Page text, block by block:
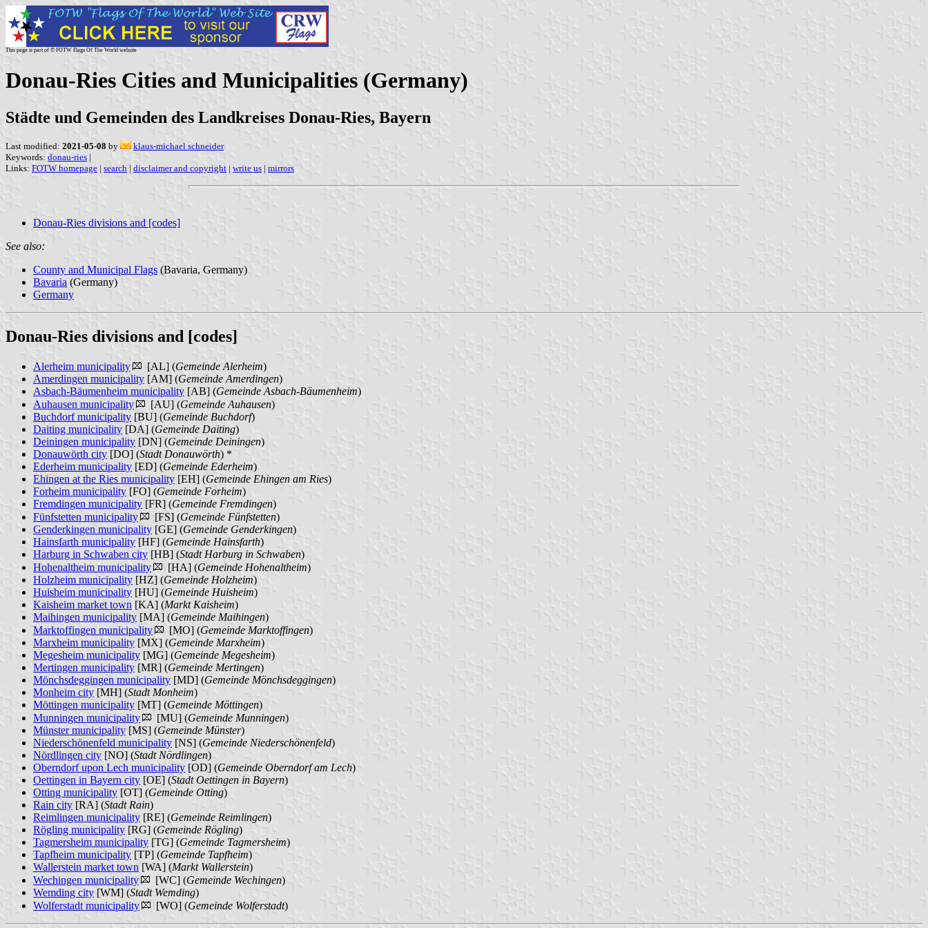
This page is part of © FOTW Flags Of The World website
Donau-Ries Cities and Municipalities (Germany)
Städte und Gemeinden des Landkreises Donau-Ries, Bayern
Last modified: 2021-05-08 by
klaus-michael schneider
Keywords: donau-ries |
Links: FOTW homepage | search | disclaimer and copyright | write us | mirrors
Donau-Ries divisions and [codes]
See also:
County and Municipal Flags (Bavaria, Germany)
Bavaria (Germany)
Germany
Donau-Ries divisions and [codes]
Alerheim municipality [AL] (Gemeinde Alerheim)
Amerdingen municipality [AM] (Gemeinde Amerdingen)
Asbach-Bäumenheim municipality [AB] (Gemeinde Asbach-Bäumenheim)
Auhausen municipality
[AU] (Gemeinde Auhausen)
Buchdorf municipality [BU] (Gemeinde Buchdorf)
Daiting municipality [DA] (Gemeinde Daiting)
Deiningen municipality [DN] (Gemeinde Deiningen)
Donauwörth city [DO] (Stadt Donauwörth) *
Ederheim municipality [ED] (Gemeinde Ederheim)
Ehingen at the Ries municipality [EH] (Gemeinde Ehingen am Ries)
Forheim municipality [FO] (Gemeinde Forheim)
Fremdingen municipality [FR] (Gemeinde Fremdingen)
Fünfstetten municipality
[FS] (Gemeinde Fünfstetten)
Genderkingen municipality [GE] (Gemeinde Genderkingen)
Hainsfarth municipality [HF] (Gemeinde Hainsfarth)
Harburg in Schwaben city [HB] (Stadt Harburg in Schwaben)
Hohenaltheim municipality
[HA] (Gemeinde Hohenaltheim)
Holzheim municipality [HZ] (Gemeinde Holzheim)
Huisheim municipality [HU] (Gemeinde Huisheim)
Kaisheim market town [KA] (Markt Kaisheim)
Maihingen municipality [MA] (Gemeinde Maihingen)
Marktoffingen municipality
[MO] (Gemeinde Marktoffingen)
Marxheim municipality [MX] (Gemeinde Marxheim)
Megesheim municipality [MG] (Gemeinde Megesheim)
Mertingen municipality [MR] (Gemeinde Mertingen)
Mönchsdeggingen municipality [MD] (Gemeinde Mönchsdeggingen)
Monheim city [MH] (Stadt Monheim)
Möttingen municipality [MT] (Gemeinde Möttingen)
Munningen municipality
[MU] (Gemeinde Munningen)
Münster municipality [MS] (Gemeinde Münster)
Niederschönenfeld municipality [NS] (Gemeinde Niederschönenfeld)
Nördlingen city [NO] (Stadt Nördlingen)
Oberndorf upon Lech municipality [OD] (Gemeinde Oberndorf am Lech)
Oettingen in Bayern city [OE] (Stadt Oettingen in Bayern)
Otting municipality [OT] (Gemeinde Otting)
Rain city [RA] (Stadt Rain)
Reimlingen municipality [RE] (Gemeinde Reimlingen)
Rögling municipality [RG] (Gemeinde Rögling)
Tagmersheim municipality [TG] (Gemeinde Tagmersheim)
Tapfheim municipality [TP] (Gemeinde Tapfheim)
Wallerstein market town [WA] (Markt Wallerstein)
Wechingen municipality
[WC] (Gemeinde Wechingen)
Wemding city [WM] (Stadt Wemding)
Wolferstadt municipality
[WO] (Gemeinde Wolferstadt)